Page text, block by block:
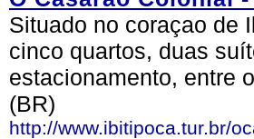
Situado no coraçao de
cinco quartos, duas
estacionamento, entre
(BR)
http://www.ibitipoca.tur.br/